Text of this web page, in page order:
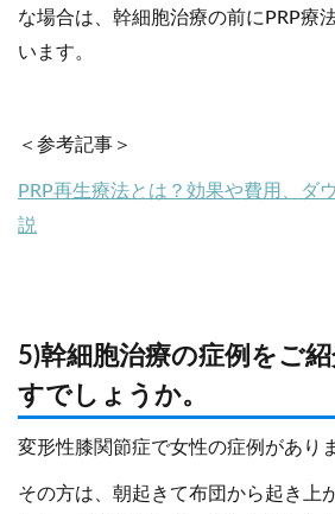
な場合は、幹細胞治療の前にPRP療
います。
＜参考記事＞
PRP再生療法とは？効果や費用、ダ
説
5)幹細胞治療の症例をご
すでしょうか。
変形性膝関節症で女性の症例があり
その方は、朝起きて布団から起き上